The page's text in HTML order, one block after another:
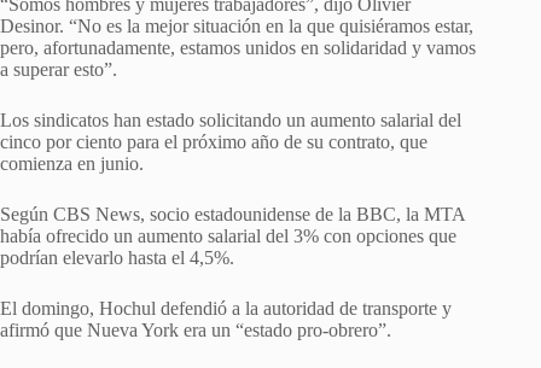
Desinor. “No es la mejor situación en la que quisiéramos estar,
pero, afortunadamente, estamos unidos en solidaridad y vamos
a superar esto”.
Los sindicatos han estado solicitando un aumento salarial del
cinco por ciento para el próximo año de su contrato, que
comienza en junio.
Según CBS News, socio estadounidense de la BBC, la MTA
había ofrecido un aumento salarial del 3% con opciones que
podrían elevarlo hasta el 4,5%.
El domingo, Hochul defendió a la autoridad de transporte y
afirmó que Nueva York era un “estado pro-obrero”.